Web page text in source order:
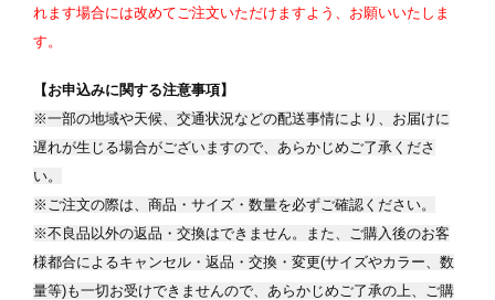
れます場合には改めてご注文いただけますよう、お願いいたしま
す。
【お申込みに関する注意事項】
※一部の地域や天候、交通状況などの配送事情により、お届けに
遅れが生じる場合がございますので、あらかじめご了承くださ
い。
※ご注文の際は、商品・サイズ・数量を必ずご確認ください。
※不良品以外の返品・交換はできません。また、ご購入後のお客
様都合によるキャンセル・返品・交換・変更(サイズやカラー、数
量等)も一切お受けできませんので、あらかじめご了承の上、ご購